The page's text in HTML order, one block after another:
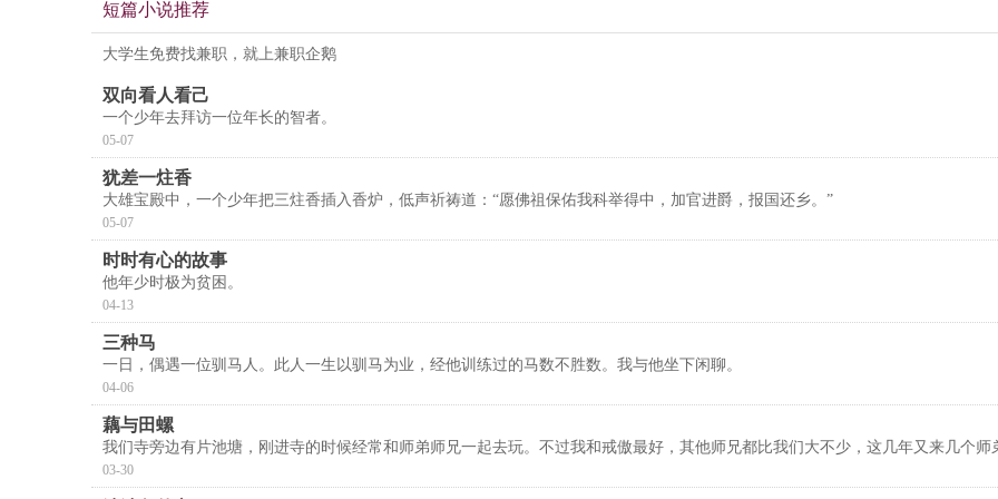
短篇小说推荐
大学生免费找兼职，就上兼职企鹅
双向看人看己
一个少年去拜访一位年长的智者。
05-07
犹差一炷香
大雄宝殿中，一个少年把三炷香插入香炉，低声祈祷道：“愿佛祖保佑我科举得中，加官进爵，报国还乡。”
05-07
时时有心的故事
他年少时极为贫困。
04-13
三种马
一日，偶遇一位驯马人。此人一生以驯马为业，经他训练过的马数不胜数。我与他坐下闲聊。
04-06
藕与田螺
我们寺旁边有片池塘，刚进寺的时候经常和师弟师兄一起去玩。不过我和戒傲最好，其他师兄都比我们大不少，这几年又来几个师
03-30